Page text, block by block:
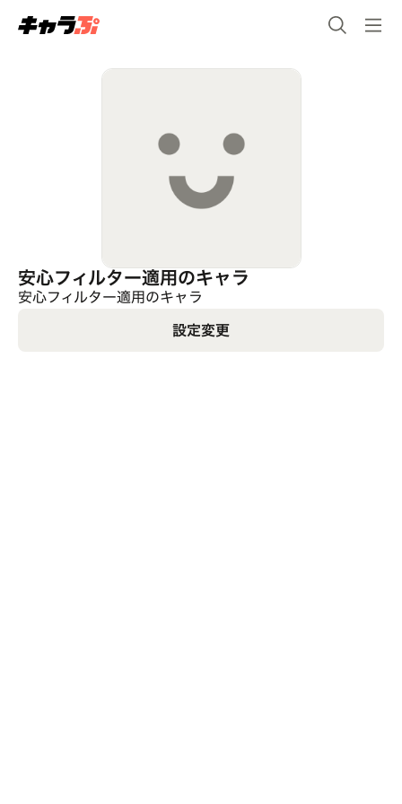
安心フィルター適用のキャラ
安心フィルター適用のキャラ
設定変更